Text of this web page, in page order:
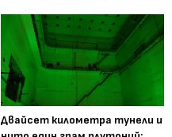
Двайсет километра тунели и